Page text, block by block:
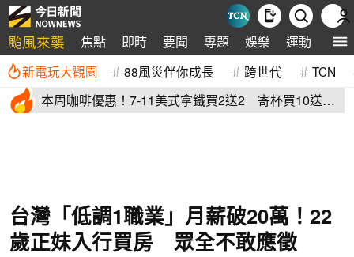
颱風來襲 焦點 即時 要聞 專題 娛樂 運動 全球
新電玩大觀園 88風災伴你成長 跨世代 TCN
本周咖啡優惠！7-11美式拿鐵買2送2 寄杯買10送
台灣「低調1職業」月薪破20萬！22
歲正妹入行買房 眾全不敢應徵